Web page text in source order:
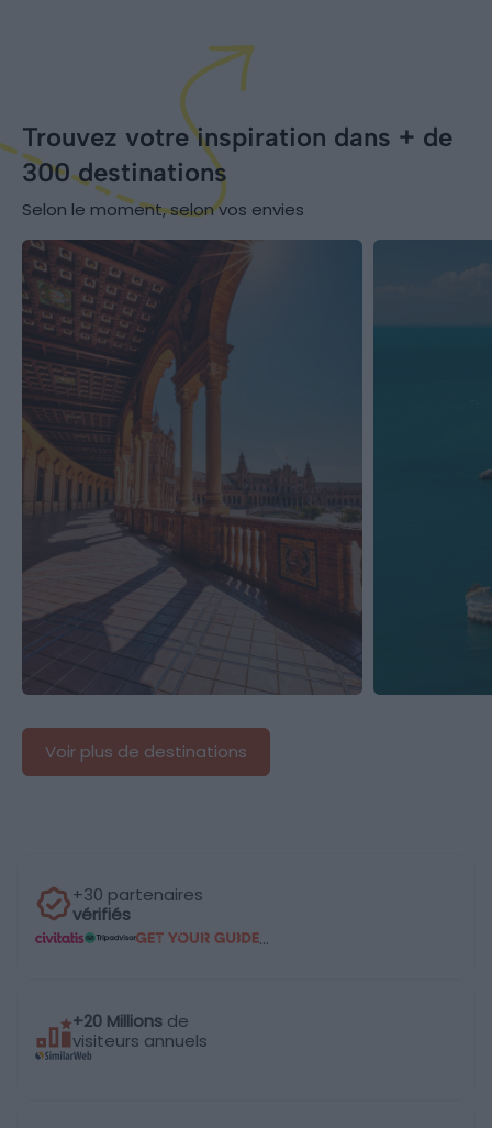
Trouvez votre inspiration dans + de
300 destinations
Selon le moment, selon vos envies
Andalousie
Voir plus de destinations
+30 partenaires
vérifiés
...
+20 Millions de
visiteurs annuels